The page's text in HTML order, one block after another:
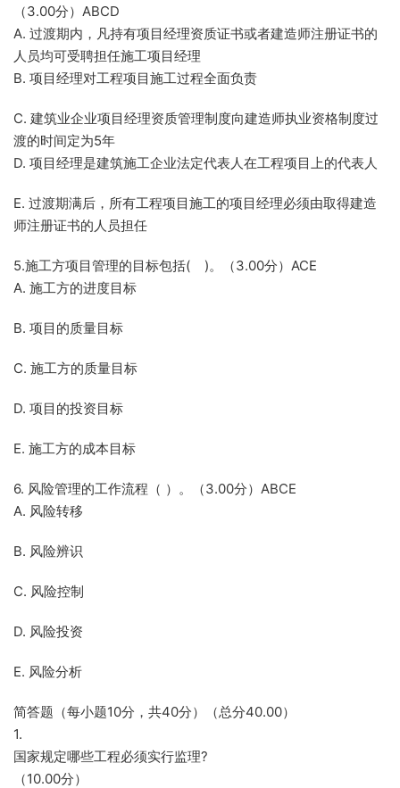
（3.00分）ABCD
A. 过渡期内，凡持有项目经理资质证书或者建造师注册证书的
人员均可受聘担任施工项目经理
B. 项目经理对工程项目施工过程全面负责
C. 建筑业企业项目经理资质管理制度向建造师执业资格制度过
渡的时间定为5年
D. 项目经理是建筑施工企业法定代表人在工程项目上的代表人
E. 过渡期满后，所有工程项目施工的项目经理必须由取得建造
师注册证书的人员担任
5.施工方项目管理的目标包括( )。（3.00分）ACE
A. 施工方的进度目标
B. 项目的质量目标
C. 施工方的质量目标
D. 项目的投资目标
E. 施工方的成本目标
6. 风险管理的工作流程（ ）。（3.00分）ABCE
A. 风险转移
B. 风险辨识
C. 风险控制
D. 风险投资
E. 风险分析
简答题（每小题10分，共40分）（总分40.00）
1.
国家规定哪些工程必须实行监理?
（10.00分）